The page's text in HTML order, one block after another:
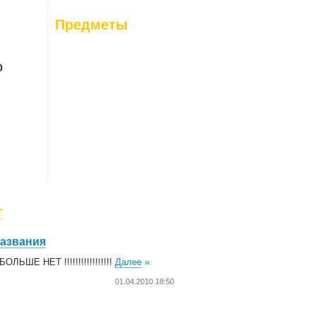
Предметы
НЕТ !!!!!!!!!!!!!!!!! Далее »
01.04.2010 18:50